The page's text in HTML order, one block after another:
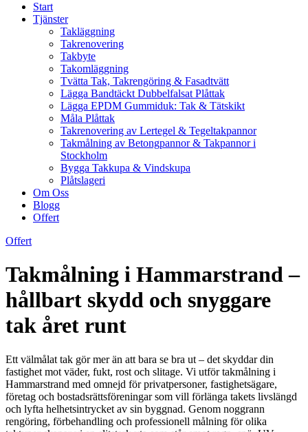
Start
Tjänster
Takläggning
Takrenovering
Takbyte
Takomläggning
Tvätta Tak, Takrengöring & Fasadtvätt
Lägga Bandtäckt Dubbelfalsat Plåttak
Lägga EPDM Gummiduk: Tak & Tätskikt
Måla Plåttak
Takrenovering av Lertegel & Tegeltakpannor
Takmålning av Betongpannor & Takpannor i
Stockholm
Bygga Takkupa & Vindskupa
Plåtslageri
Om Oss
Blogg
Offert
Offert
Takmålning i Hammarstrand –
hållbart skydd och snyggare
tak året runt
Ett välmålat tak gör mer än att bara se bra ut – det skyddar din
fastighet mot väder, fukt, rost och slitage. Vi utför takmålning i
Hammarstrand med omnejd för privatpersoner, fastighetsägare,
företag och bostadsrättsföreningar som vill förlänga takets livslängd
och lyfta helhetsintrycket av sin byggnad. Genom noggrann
rengöring, förbehandling och professionell målning för olika